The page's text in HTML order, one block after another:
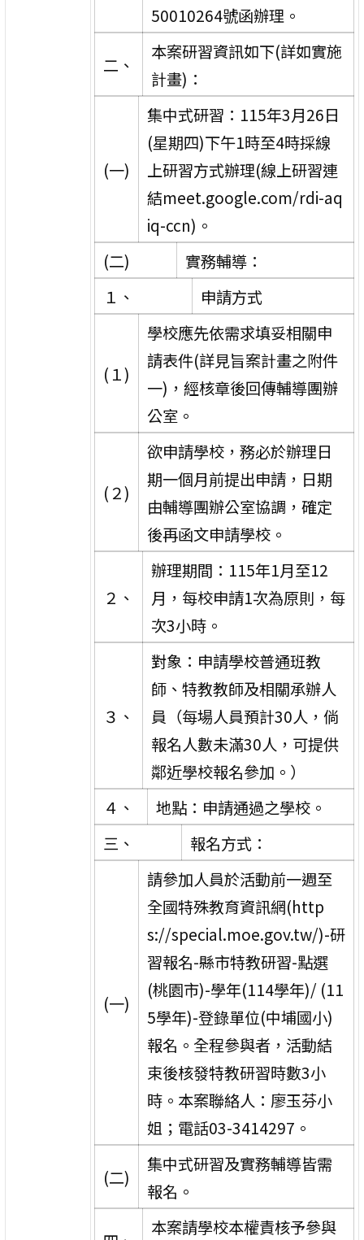
50010264號函辦理。
二、
本案研習資訊如下(詳如實施
計畫)：
(一)
集中式研習：115年3月26日
(星期四)下午1時至4時採線
上研習方式辦理(線上研習連
結meet.google.com/rdi-aq
iq-ccn)。
(二)
實務輔導：
１、
申請方式
(１)
學校應先依需求填妥相關申
請表件(詳見旨案計畫之附件
一)，經核章後回傳輔導團辦
公室。
(２)
欲申請學校，務必於辦理日
期一個月前提出申請，日期
由輔導團辦公室協調，確定
後再函文申請學校。
２、
辦理期間：115年1月至12
月，每校申請1次為原則，每
次3小時。
３、
對象：申請學校普通班教
師、特教教師及相關承辦人
員（每場人員預計30人，倘
報名人數未滿30人，可提供
鄰近學校報名參加。）
４、
地點：申請通過之學校。
三、
報名方式：
(一)
請參加人員於活動前一週至
全國特殊教育資訊網(http
s://special.moe.gov.tw/)-研
習報名-縣市特教研習-點選
(桃園市)-學年(114學年)/ (11
5學年)-登錄單位(中埔國小)
報名。全程參與者，活動結
束後核發特教研習時數3小
時。本案聯絡人：廖玉芬小
姐；電話03-3414297。
(二)
集中式研習及實務輔導皆需
報名。
本案請學校本權責核予參與